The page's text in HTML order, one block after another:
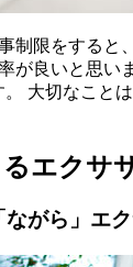
制限をすると
が良いと思い
大切なこと
エクサ
がら」エ